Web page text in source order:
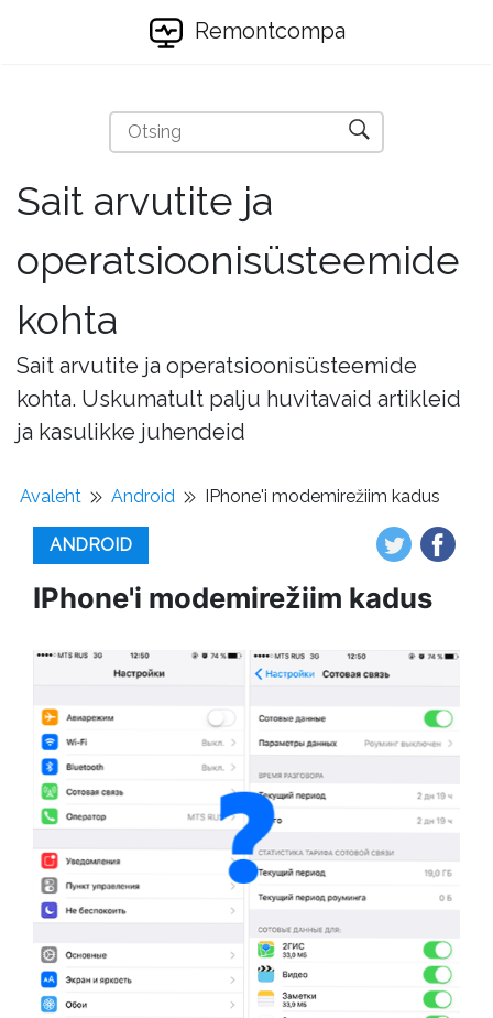
Remontcompa
Sait arvutite ja
operatsioonisüsteemide
kohta
Sait arvutite ja operatsioonisüsteemide
kohta. Uskumatult palju huvitavaid artikleid
ja kasulikke juhendeid
Avaleht Android IPhone'i modemirežiim kadus
ANDROID
IPhone'i modemirežiim kadus